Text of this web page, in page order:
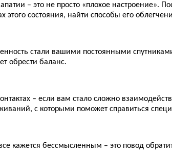
– это не просто «плохое настроение».
этого состояния, найти способы его
стали вашими постоянными
обрести баланс.
– если вам стало сложно
с которыми поможет справиться
кажется бессмысленным – это повод